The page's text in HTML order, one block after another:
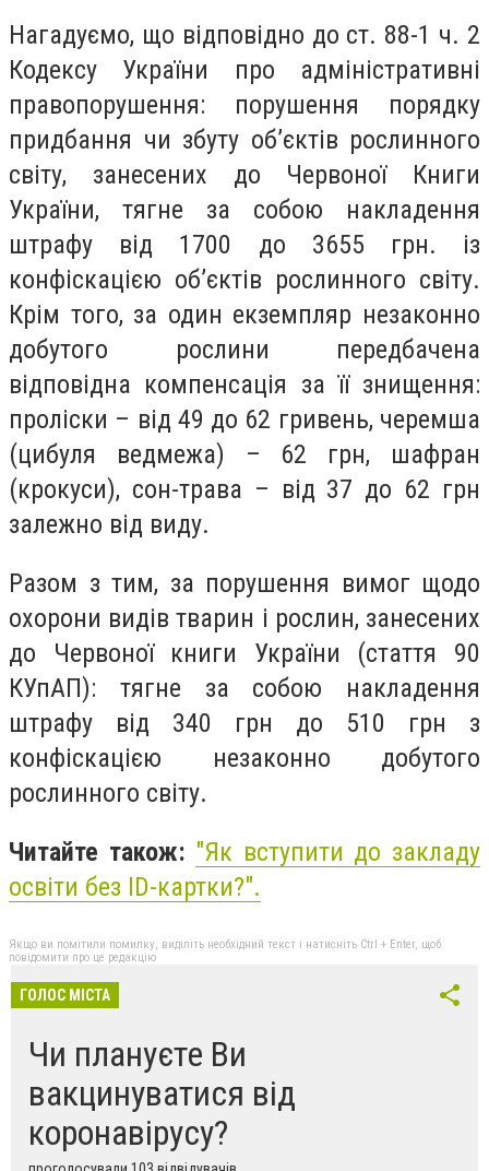
Нагадуємо, що відповідно до ст. 88-1 ч. 2
Кодексу України про адміністративні
правопорушення: порушення порядку
придбання чи збуту об’єктів рослинного
світу, занесених до Червоної Книги
України, тягне за собою накладення
штрафу від 1700 до 3655 грн. із
конфіскацією об’єктів рослинного світу.
Крім того, за один екземпляр незаконно
добутого рослини передбачена
відповідна компенсація за її знищення:
проліски – від 49 до 62 гривень, черемша
(цибуля ведмежа) – 62 грн, шафран
(крокуси), сон-трава – від 37 до 62 грн
залежно від виду.
Разом з тим, за порушення вимог щодо
охорони видів тварин і рослин, занесених
до Червоної книги України (стаття 90
КУпАП): тягне за собою накладення
штрафу від 340 грн до 510 грн з
конфіскацією незаконно добутого
рослинного світу.
Читайте також: "Як вступити до закладу
освіти без ID-картки?".
Якщо ви помітили помилку, виділіть необхідний текст і натисніть Ctrl + Enter, щоб
повідомити про це редакцію
ГОЛОС МІСТА
Чи плануєте Ви
вакцинуватися від
коронавірусу?